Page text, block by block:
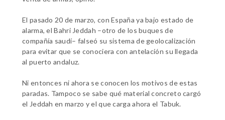
El pasado 20 de marzo, con España ya bajo estado de
alarma, el Bahri Jeddah –otro de los buques de
compañía saudí– falseó su sistema de geolocalización
para evitar que se conociera con antelación su llegada
al puerto andaluz.
Ni entonces ni ahora se conocen los motivos de estas
paradas. Tampoco se sabe qué material concreto cargó
el Jeddah en marzo y el que carga ahora el Tabuk.